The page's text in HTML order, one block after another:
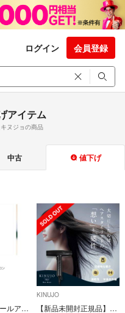
ログイン 会員登録
アイテム
ヌジョの商品
中古 値下げ
KINUJO 絹女 カールアイロン 28mm
KINUJO
【新品未開封正規品】KINUJO PRO ヘアドライヤー KP101